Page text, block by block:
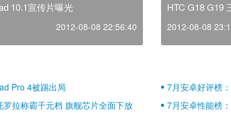
10.1宣传片曝光
2012-08-08 22:56:40
HTC G18 G19
2012-08-08
Pro 4被踢出局
7月安卓好评榜
壁江山
拉称霸千元档 旗舰芯片全面下放 7月安卓性能榜